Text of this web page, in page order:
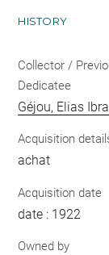
HISTORY
Collector /
Dedicatee
Géjou, Elias
Acquisition
achat
Acquisition date
date : 1922
Owned by